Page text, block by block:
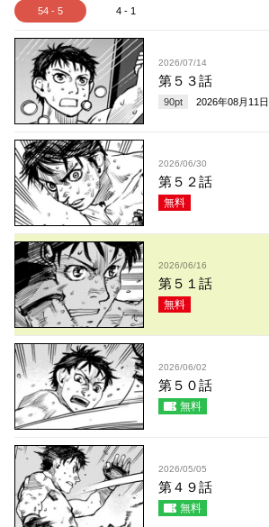
54 - 5 4 - 1
2026/07/14
第５３話
90pt 2026年08月11日
2026/06/30
第５２話
無料
2026/06/16
第５１話
無料
2026/06/02
第５０話
無料
2026/05/05
第４９話
無料